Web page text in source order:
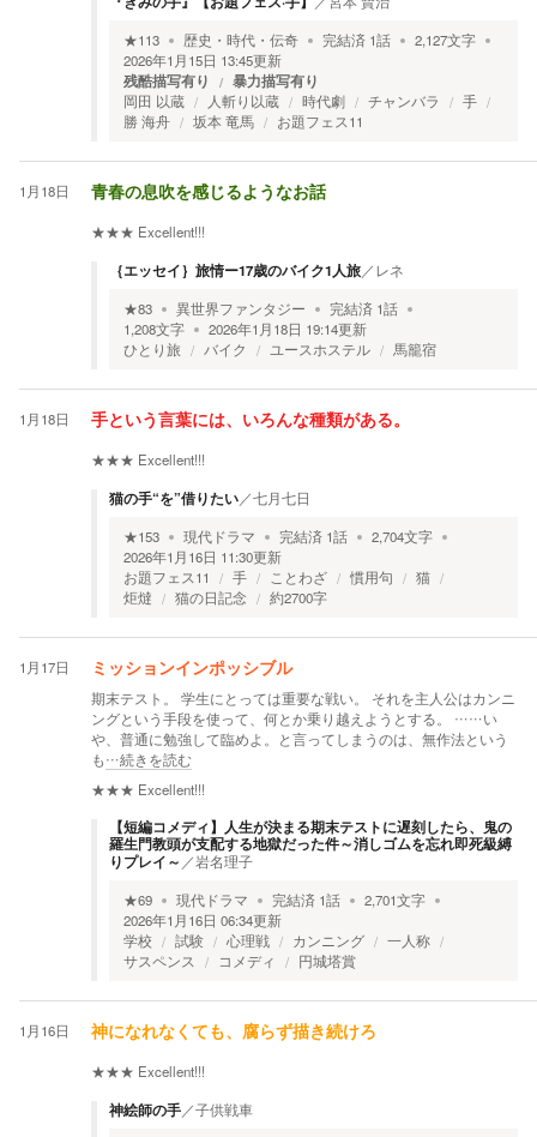
★113 歴史・時代・伝奇 完結済 1話 2,127文字
2026年1月15日 13:45更新
残酷描写有り 暴力描写有り
岡田 以蔵 人斬り以蔵 時代劇 チャンバラ
手
勝 海舟
坂本 竜馬 お題フェス11
1月18日 青春の息吹を感じるようなお話
★★★ Excellent!!!
｛エッセイ｝旅情ー17歳のバイク1人旅／ レネ
★83 異世界ファンタジー 完結済 1話
1,208文字 2026年1月18日 19:14更新
ひとり旅
バイク ユースホステル 馬籠宿
1月18日 手という言葉には、いろんな種類がある。
★★★ Excellent!!!
猫の手“を”借りたい／七月七日
★153 現代ドラマ 完結済 1話 2,704文字
2026年1月16日 11:30更新
お題フェス11
手 ことわざ 慣用句
猫
炬燵
猫の日記念 約2700字
1月17日 ミッションインポッシブル
期末テスト。 学生にとっては重要な戦い。 それを主人公はカンニ
ングという手段を使って、何とか乗り越えようとする。 ……い
や、普通に勉強して臨めよ。と言ってしまうのは、無作法という
も…続きを読む
★★★ Excellent!!!
【短編コメディ】人生が決まる期末テストに遅刻したら、鬼の
羅生門教頭が支配する地獄だった件～消しゴムを忘れ即死級縛
りプレイ～ ／岩名理子
★69 現代ドラマ 完結済 1話 2,701文字
2026年1月16日 06:34更新
学校
試験 心理戦 カンニング
一人称
サスペンス
コメディ 円城塔賞
1月16日 神になれなくても、腐らず描き続けろ
★★★ Excellent!!!
神絵師の手／子供戦車